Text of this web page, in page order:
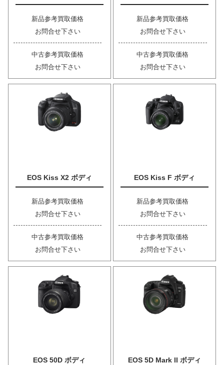
新品参考買取価格
お問合せ下さい
中古参考買取価格
お問合せ下さい
新品参考買取価格
お問合せ下さい
中古参考買取価格
お問合せ下さい
EOS Kiss X2 ボディ
新品参考買取価格
お問合せ下さい
中古参考買取価格
お問合せ下さい
EOS Kiss F ボディ
新品参考買取価格
お問合せ下さい
中古参考買取価格
お問合せ下さい
EOS 50D ボディ EOS 5D Mark II ボディ